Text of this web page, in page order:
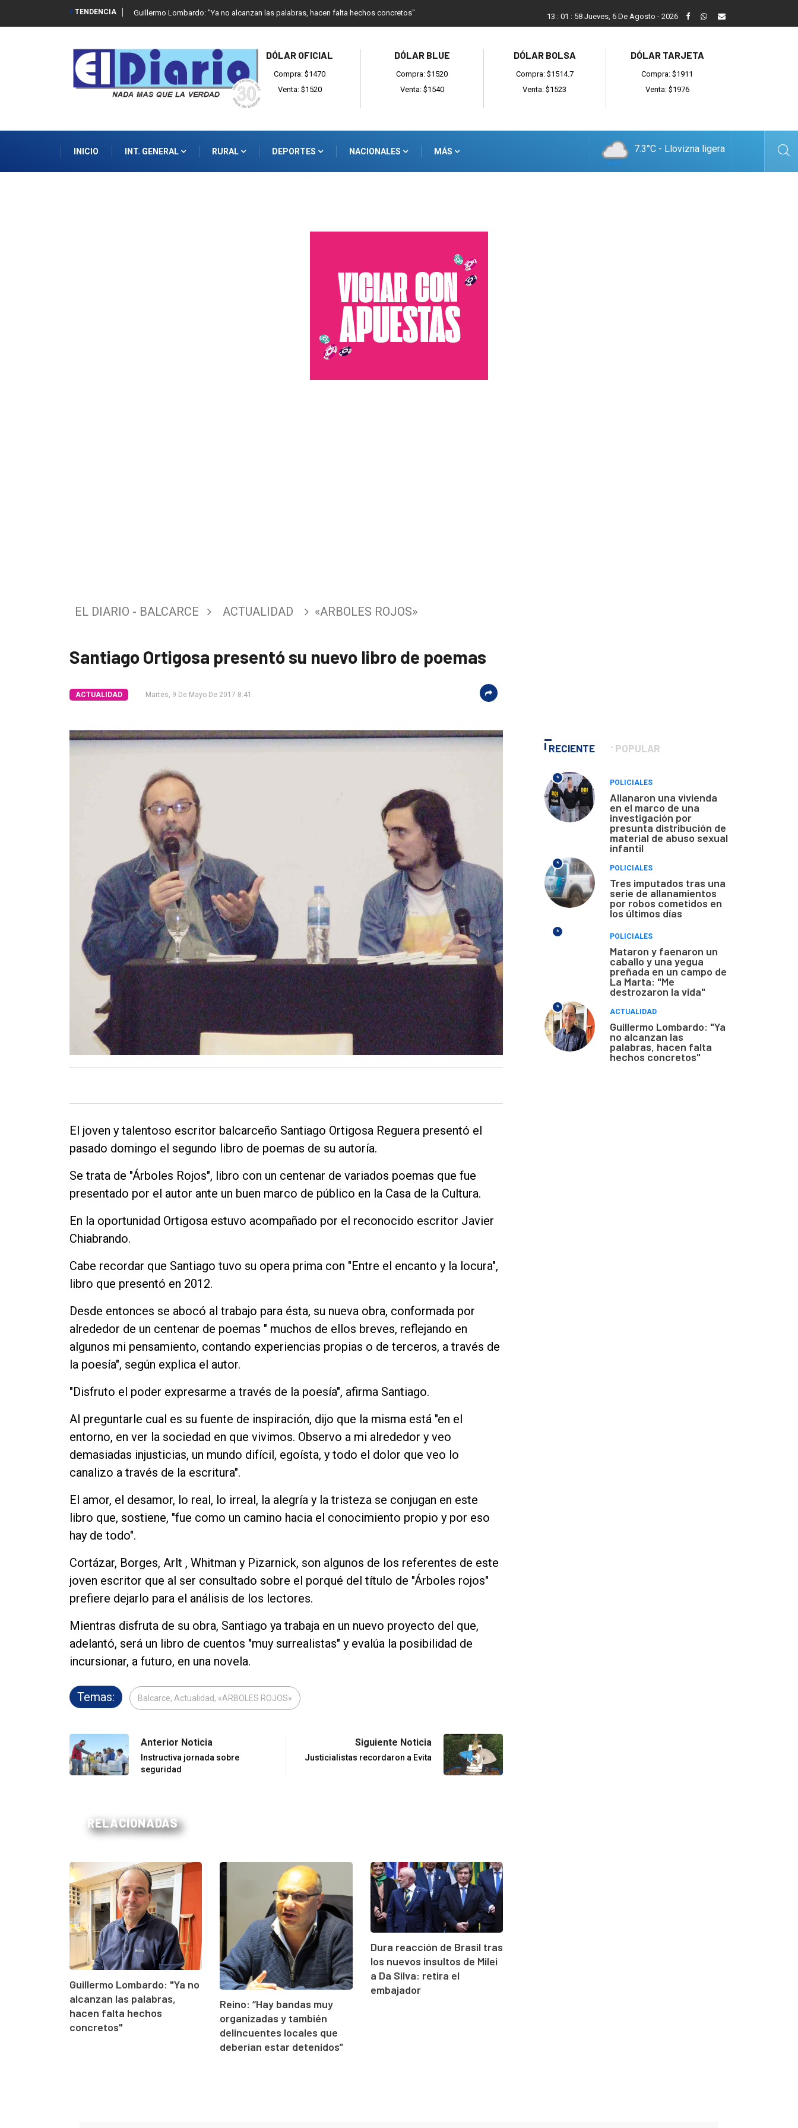
TENDENCIA
de abuso sexual infantil Guillermo Lombardo: "Ya no alcanzan las palabras, hacen falta hechos concretos" Balcarce cayó en el debut ante General Madariaga
13 : 02 : 00 Jueves, 6 De Agosto - 2026
DÓLAR OFICIAL
Compra: $1470
Venta: $1520
DÓLAR BLUE
Compra: $1520
Venta: $1540
DÓLAR BOLSA
Compra: $1514.7
Venta: $1523
DÓLAR TARJETA
Compra: $1911
Venta: $1976
INICIO INT. GENERAL RURAL DEPORTES NACIONALES MÁS 7.3°C - Llovizna ligera
Entrevistas
Fúnebres
EL DIARIO - BALCARCE ACTUALIDAD «ARBOLES ROJOS»
Santiago Ortigosa presentó su nuevo libro de poemas
ACTUALIDAD Martes, 9 De Mayo De 2017 8:41
El joven y talentoso escritor balcarceño Santiago Ortigosa Reguera presentó el
pasado domingo el segundo libro de poemas de su autoría.
Se trata de "Árboles Rojos", libro con un centenar de variados poemas que fue
presentado por el autor ante un buen marco de público en la Casa de la Cultura.
En la oportunidad Ortigosa estuvo acompañado por el reconocido escritor Javier
Chiabrando.
Cabe recordar que Santiago tuvo su opera prima con "Entre el encanto y la locura",
libro que presentó en 2012.
Desde entonces se abocó al trabajo para ésta, su nueva obra, conformada por
alrededor de un centenar de poemas " muchos de ellos breves, reflejando en
algunos mi pensamiento, contando experiencias propias o de terceros, a través de
la poesía", según explica el autor.
"Disfruto el poder expresarme a través de la poesía", afirma Santiago.
Al preguntarle cual es su fuente de inspiración, dijo que la misma está "en el
entorno, en ver la sociedad en que vivimos. Observo a mi alrededor y veo
demasiadas injusticias, un mundo difícil, egoísta, y todo el dolor que veo lo
canalizo a través de la escritura".
El amor, el desamor, lo real, lo irreal, la alegría y la tristeza se conjugan en este
libro que, sostiene, "fue como un camino hacia el conocimiento propio y por eso
hay de todo".
Cortázar, Borges, Arlt , Whitman y Pizarnick, son algunos de los referentes de este
joven escritor que al ser consultado sobre el porqué del título de "Árboles rojos"
prefiere dejarlo para el análisis de los lectores.
Mientras disfruta de su obra, Santiago ya trabaja en un nuevo proyecto del que,
adelantó, será un libro de cuentos "muy surrealistas" y evalúa la posibilidad de
incursionar, a futuro, en una novela.
Temas: Balcarce, Actualidad, «ARBOLES ROJOS»
Anterior Noticia
Instructiva jornada sobre
seguridad
Siguiente Noticia
Justicialistas recordaron a Evita
RELACIONADAS
Guillermo Lombardo: "Ya no
alcanzan las palabras,
hacen falta hechos
concretos"
Reino: “Hay bandas muy
organizadas y también
delincuentes locales que
deberían estar detenidos”
Dura reacción de Brasil tras
los nuevos insultos de Milei
a Da Silva: retira el
embajador
RECIENTE POPULAR
*
POLICIALES
Allanaron una vivienda
en el marco de una
investigación por
presunta distribución de
material de abuso sexual
infantil
*
POLICIALES
Tres imputados tras una
serie de allanamientos
por robos cometidos en
los últimos días
*
POLICIALES
Mataron y faenaron un
caballo y una yegua
preñada en un campo de
La Marta: "Me
destrozaron la vida"
*
ACTUALIDAD
Guillermo Lombardo: "Ya
no alcanzan las
palabras, hacen falta
hechos concretos"